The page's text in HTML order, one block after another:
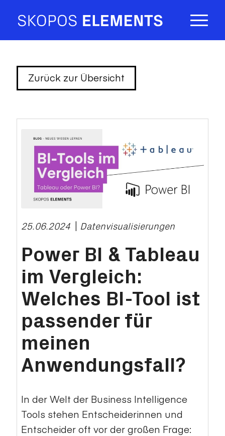
Zurück zur Übersicht
25.06.2024 Datenvisualisierungen
Power BI & Tableau
im Vergleich:
Welches BI-Tool ist
passender für
meinen
Anwendungsfall?
In der Welt der Business Intelligence
Tools stehen Entscheiderinnen und
Entscheider oft vor der großen Frage: